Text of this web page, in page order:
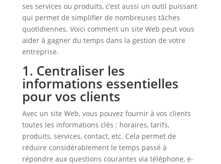
ses services ou produits, c’est aussi un outil puissant
qui permet de simplifier de nombreuses tâches
quotidiennes. Voici comment un site Web peut vous
aider à gagner du temps dans la gestion de votre
entreprise.
1. Centraliser les
informations essentielles
pour vos clients
Avec un site Web, vous pouvez fournir à vos clients
toutes les informations clés : horaires, tarifs,
produits, services, contact, etc. Cela permet de
réduire considérablement le temps passé à
répondre aux questions courantes via téléphone, e-